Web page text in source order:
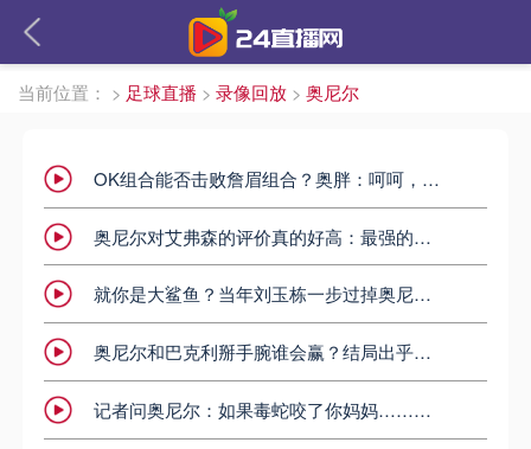
当前位置： > 足球直播 > 录像回放 > 奥尼尔
OK组合能否击败詹眉组合？奥胖：呵呵，那必须能呀，谁能防住我？
奥尼尔对艾弗森的评价真的好高：最强的小个子后卫！
就你是大鲨鱼？当年刘玉栋一步过掉奥尼尔上篮
奥尼尔和巴克利掰手腕谁会赢？结局出乎意料
记者问奥尼尔：如果毒蛇咬了你妈妈……奥尼尔高情商神回复